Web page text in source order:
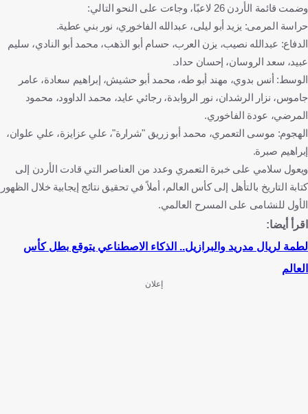
وضمت قائمة الأردن 26 لاعبًا، وجاءت على النحو التالي:
حراسة المرمى: يزيد أبو ليلى، عبدالله الفاخوري، نور بني عطية.
الدفاع: عبدالله نصيب، يزن العرب، حسام أبو الذهب، محمد أبو النادي، سليم
عبيد، سعد الروسان، إحسان حداد.
الوسط: أنس بدوي، مهند أبو طه، محمد أبو حشيش، إبراهيم سعادة، عامر
جاموس، نزار الرشدان، نور الروابدة، رجائي عايد، محمد الداوود، محمود
المرضي، عودة الفاخوري.
الهجوم: موسى التعمري، محمد أبو زريق "شرارة"، علي عزايزة، علي علوان،
إبراهيم صبرة.
ويعول سلامي على خبرة التعمري وعدد من العناصر التي قادت الأردن إلى
كتابة التاريخ بالتأهل إلى كأس العالم، أملاً في تحقيق نتائج إيجابية خلال الظهور
الأول للنشامى على المسرح العالمي.
اقرأ أيضا:
لطمة لريال مدريد والبرازيل.. الذكاء الاصطناعي يتوقع بطل كأس
العالم
إعلان